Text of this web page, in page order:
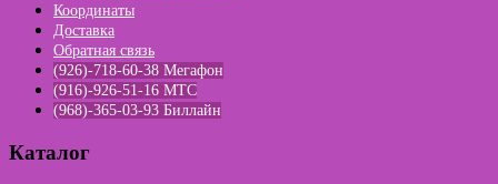
Координаты
Доставка
Обратная связь
(926)-718-60-38 Мегафон
(916)-926-51-16 МТС
(968)-365-03-93 Биллайн
Каталог